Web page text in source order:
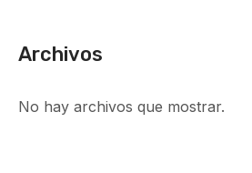
Archivos
No hay archivos que mostrar.